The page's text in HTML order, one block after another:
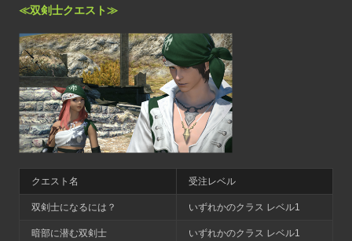
≪双剣士クエスト≫
クエスト名 受注レベル
双剣士になるには？ いずれかのクラス レベル1
暗部に潜む双剣士 いずれかのクラス レベル1